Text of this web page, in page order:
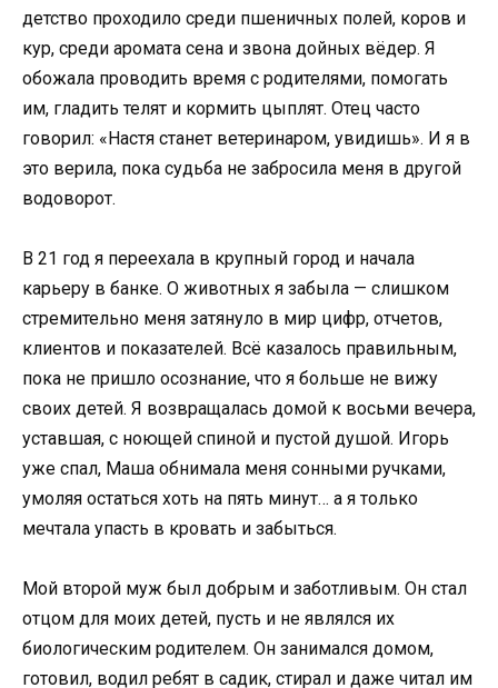
детство проходило среди пшеничных полей, коров и
кур, среди аромата сена и звона дойных вёдер. Я
обожала проводить время с родителями, помогать
им, гладить телят и кормить цыплят. Отец часто
говорил: «Настя станет ветеринаром, увидишь». И я в
это верила, пока судьба не забросила меня в другой
водоворот.
В 21 год я переехала в крупный город и начала
карьеру в банке. О животных я забыла — слишком
стремительно меня затянуло в мир цифр, отчетов,
клиентов и показателей. Всё казалось правильным,
пока не пришло осознание, что я больше не вижу
своих детей. Я возвращалась домой к восьми вечера,
уставшая, с ноющей спиной и пустой душой. Игорь
уже спал, Маша обнимала меня сонными ручками,
умоляя остаться хоть на пять минут… а я только
мечтала упасть в кровать и забыться.
Мой второй муж был добрым и заботливым. Он стал
отцом для моих детей, пусть и не являлся их
биологическим родителем. Он занимался домом,
готовил, водил ребят в садик, стирал и даже читал им